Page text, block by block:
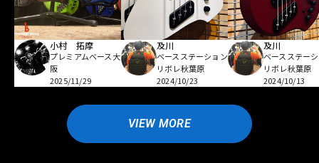
小村 拓摩
プレミアムベース大
阪
2025/11/29
及川
ベースステーション
リボレ秋葉原
2024/10/23
及川
ベースステー
リボレ秋葉原
2024/10/13
VIEW MORE